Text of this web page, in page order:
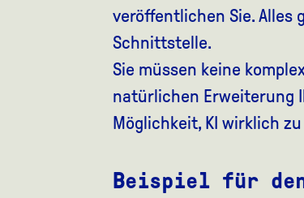
veröffentlichen Sie. Alles
Schnittstelle.
Sie müssen keine
natürlichen Erweiterung
Möglichkeit, KI wirklich
Beispiel für